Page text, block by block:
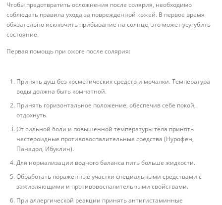
Чтобы предотвратить осложнения после солярия, необходимо
соблюдать правила ухода за поврежденной кожей. В первое время
обязательно исключить прибывание на солнце, это может усугубить
состояние.
Первая помощь при ожоге после солярия:
Принять душ без косметических средств и мочалки. Температура
воды должна быть комнатной.
Принять горизонтальное положение, обеспечив себе покой,
отдохнуть.
От сильной боли и повышенной температуры тела принять
нестероидные противовоспалительные средства (Нурофен,
Панадол, Ибуклин).
Для нормализации водного баланса пить больше жидкости.
Обработать пораженные участки специальными средствами с
заживляющими и противовоспалительными свойствами.
При аллергической реакции принять антигистаминные